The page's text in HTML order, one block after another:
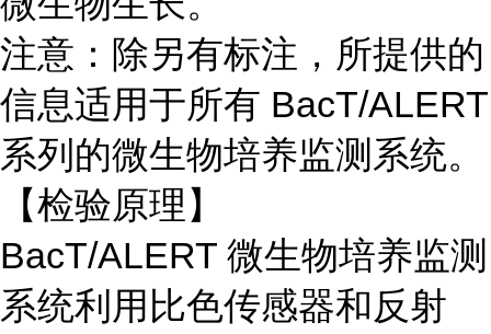
注意：除另有标注，所提供的
信息适用于所有 BacT/ALERT
系列的微生物培养监测系统。
【检验原理】
BacT/ALERT 微生物培养监测
系统利用比色传感器和反射